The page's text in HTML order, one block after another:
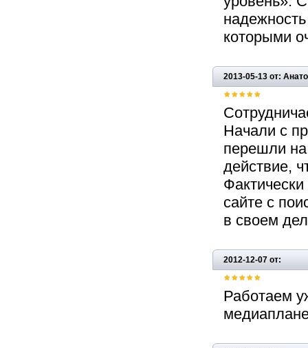
которыми
2013-05-13 от:
Начали с
перешли
действие,
сайте с
в своем
2012-12-07 от:
Работаем